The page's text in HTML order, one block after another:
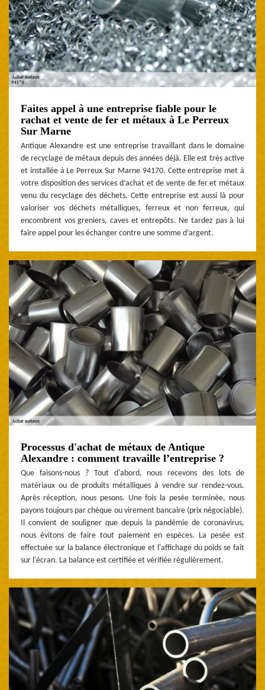
Faites appel à une entreprise fiable pour le
rachat et vente de fer et métaux à Le Perreux
Sur Marne
Antique Alexandre est une entreprise travaillant dans le domaine
de recyclage de métaux depuis des années déjà. Elle est très active
et installée à Le Perreux Sur Marne 94170. Cette entreprise met à
votre disposition des services d’achat et de vente de fer et métaux
venu du recyclage des déchets. Cette entreprise est aussi là pour
valoriser vos déchets métalliques, ferreux et non ferreux, qui
encombrent vos greniers, caves et entrepôts. Ne tardez pas à lui
faire appel pour les échanger contre une somme d’argent.
Processus d'achat de métaux de Antique
Alexandre : comment travaille l’entreprise ?
Que faisons-nous ? Tout d'abord, nous recevons des lots de
matériaux ou de produits métalliques à vendre sur rendez-vous.
Après réception, nous pesons. Une fois la pesée terminée, nous
payons toujours par chèque ou virement bancaire (prix négociable).
Il convient de souligner que depuis la pandémie de coronavirus,
nous évitons de faire tout paiement en espèces. La pesée est
effectuée sur la balance électronique et l'affichage du poids se fait
sur l'écran. La balance est certifiée et vérifiée régulièrement.